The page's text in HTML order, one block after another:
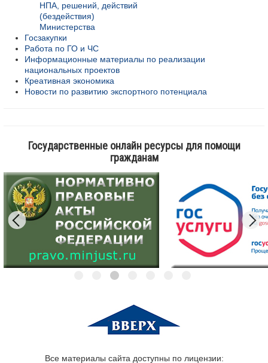
НПА, решений, действий
(бездействия)
Министерства
Госзакупки
Работа по ГО и ЧС
Информационные материалы по реализации
национальных проектов
Креативная экономика
Новости по развитию экспортного потенциала
Государственные онлайн ресурсы для помощи
гражданам
Все материалы сайта доступны по лицензии: